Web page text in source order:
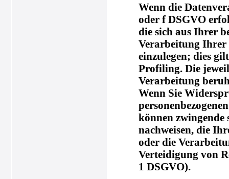
Wenn die
oder f DSGVO
die sich aus Ihrer
Verarbeitung Ihrer
einzulegen; dies
Profiling. Die
Verarbeitung
Wenn Sie
können
nachweisen, die
oder die
Verteidigung von
1 DSGVO).